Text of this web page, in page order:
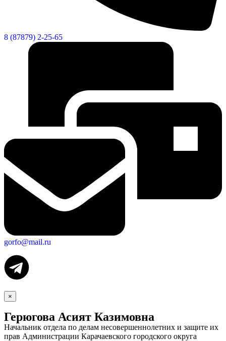
Экономика
8 (87879) 2-25-65
gorfo@mail.ru
×
Герюгова Асият Казимовна
Начальник отдела по делам несовершеннолетних и защите их
прав Администрации Карачаевского городского округа